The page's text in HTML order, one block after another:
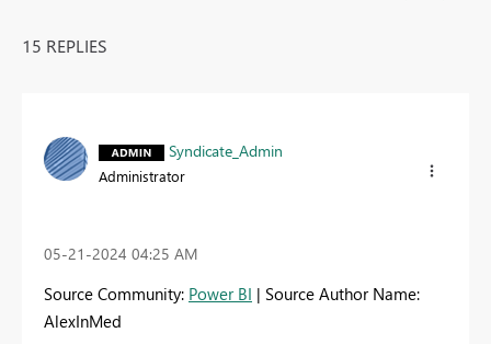
15 REPLIES
Syndicate_Admin
Administrator
‎05-21-2024 04:25 AM
Source Community: Power BI | Source Author Name:
AlexInMed